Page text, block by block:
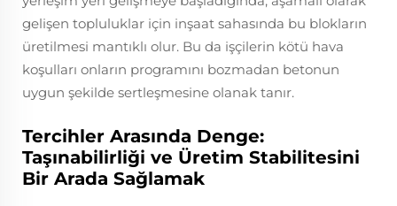
gelişen topluluklar için inşaat sahasında bu blokların
üretilmesi mantıklı olur. Bu da işçilerin kötü hava
koşulları onların programını bozmadan betonun
uygun şekilde sertleşmesine olanak tanır.
Tercihler Arasında Denge:
Taşınabilirliği ve Üretim Stabilitesini
Bir Arada Sağlamak